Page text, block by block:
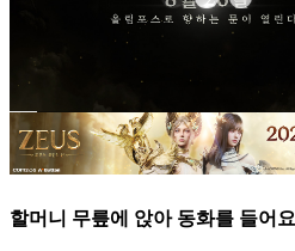
할머니 무릎에 앉아 동화를 들어요